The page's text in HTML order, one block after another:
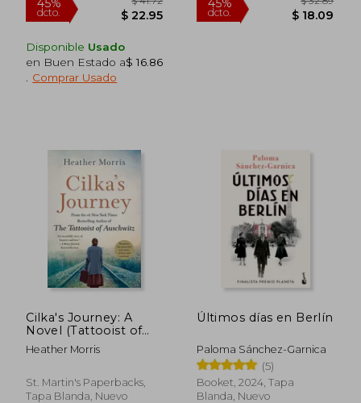
45%
dcto.
$ 54.83
Disponible Usado
en Buen Estado a$ 16.86
Comprar Usado
Cilka's Journey: A
Novel (Tattooist of
Auschwitz) (en Inglés)
Heather Morris
St. Martin's Paperbacks,
Tapa Blanda, Nuevo
Últimos días en Berlín
Paloma Sánchez-Garnica
(5)
Booket, 2024, Tapa
Blanda, Nuevo